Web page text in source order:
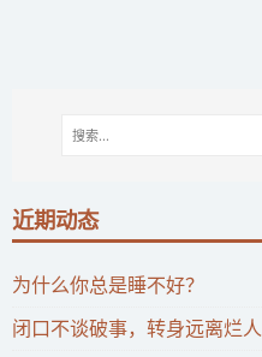
近期动态
为什么你总是睡不好？
闭口不谈破事，转身远离烂人